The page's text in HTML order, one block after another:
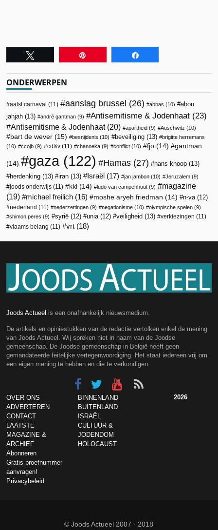
ONDERWERPEN
aalst carnaval (11) aanslag brussel (26) abbas (10)
abou
jahjah (13) andré gantman (9) Antisemitisme & Jodenhaat (23)
Antisemitisme & Jodenhaat(20) apartheid (9) Auschwitz (10)
bart de wever (15) besnijdenis (10) beveiliging (13)
brigitte herremans
(10)
ccojb (9) cd&v (11) chanoeka (9) conflict (10) fjo (14) gantman
(14) gaza (122) Hamas (27) hans knoop (13)
herdenking (13) iran (13) Israël (17) jan jambon (10) Jeruzalem (9)
joods onderwijs (11) kkl (14) ludo van campenhout (9)
magazine
(19)
michael freilich (16) moshe aryeh friedman (14) n-va (12)
nederland (11) nederzettingen (9) negationisme (10) olympische spelen (9)
shimon peres (9) syrië (12) unia (12) veiligheid (13) verkiezingen (11)
vlaams belang (11) vrt (18)
Joods Actueel is een onafhankelijk nieuwsmedium.
De artikels en opiniestukken van de redactie vertolken enkel de mening
van Joods Actueel. Wij spreken niet in naam van de Joodse
gemeenschap. De Joodse gemeenschap in België heeft geen
gemandateerde feitelijke vertegenwoordiging. Het staat iedereen vrij om
een eigen mening te hebben en die te verkondigen.
OVER ONS
ADVERTEREN
CONTACT
LAATSTE
MAGAZINE &
ARCHIEF
Abonneren
Gratis proefnummer
aanvragen!
Privacybeleid
BINNENLAND
BUITENLAND
ISRAËL
CULTUUR &
JODENDOM
HOLOCAUST
2026
© Joods Actueel 2007 - 2018